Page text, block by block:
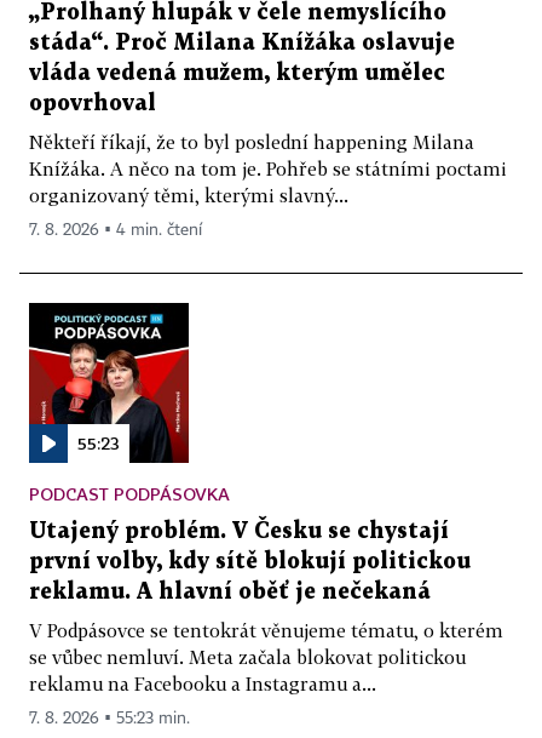
„Prolhaný hlupák v čele nemyslícího
stáda“. Proč Milana Knížáka oslavuje
vláda vedená mužem, kterým umělec
opovrhoval
Někteří říkají, že to byl poslední happening Milana
Knížáka. A něco na tom je. Pohřeb se státními poctami
organizovaný těmi, kterými slavný...
7. 8. 2026 ▪ 4 min. čtení
55:23
PODCAST PODPÁSOVKA
Utajený problém. V Česku se chystají
první volby, kdy sítě blokují politickou
reklamu. A hlavní oběť je nečekaná
V Podpásovce se tentokrát věnujeme tématu, o kterém
se vůbec nemluví. Meta začala blokovat politickou
reklamu na Facebooku a Instagramu a...
7. 8. 2026 ▪ 55:23 min.